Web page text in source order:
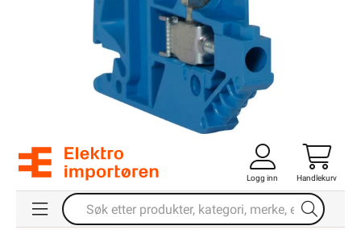
Logg inn Handlekurv